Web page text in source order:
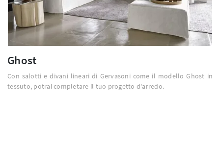
Ghost
Con salotti e divani lineari di Gervasoni come il modello Ghost in
tessuto, potrai completare il tuo progetto d'arredo.